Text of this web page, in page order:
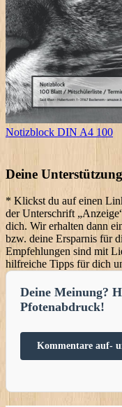
Notizblock DIN A4 100
Deine Unterstützung
* Klickst du auf einen
der Unterschrift
dich. Wir erhalten dann
bzw. deine Ersparnis für
Empfehlungen sind mit
hilfreiche Tipps für dich
Kommentare auf-